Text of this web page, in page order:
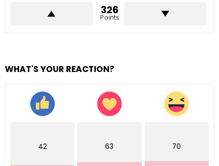
326
Points
WHAT'S YOUR REACTION?
42 63 70